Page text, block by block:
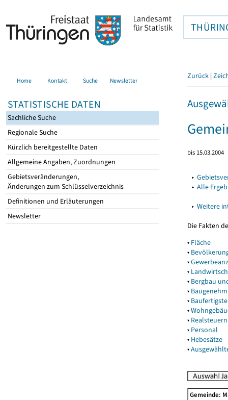
Home Kontakt Suche Newsletter
STATISTISCHE DATEN
Sachliche Suche
Regionale Suche
Kürzlich bereitgestellte Daten
Allgemeine Angaben, Zuordnungen
Gebietsveränderungen,
Änderungen zum Schlüsselverzeichnis
Definitionen und Erläuterungen
Newsletter
Zurück |
bis 15.03.2004
▸
▸ Alle
▸ Weitere
Die Fakten
▾ Fläche
▾
▾
▾
▾ Bergbau
▾
▾
▾
▾ Realsteuern
▾ Personal
▾ Hebesätze
▾
Gemeinde: